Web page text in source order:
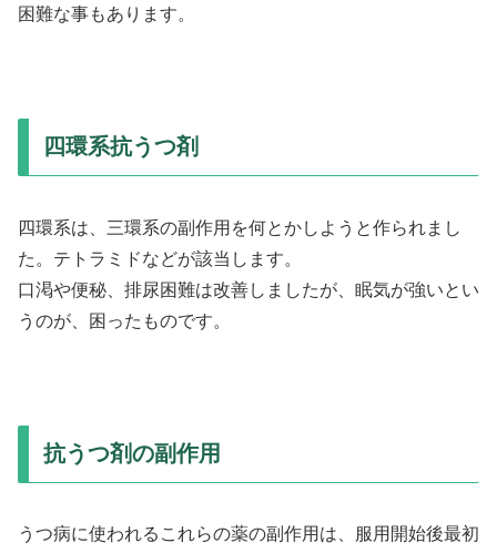
困難な事もあります。
四環系抗うつ剤
四環系は、三環系の副作用を何とかしようと作られまし
た。テトラミドなどが該当します。
口渇や便秘、排尿困難は改善しましたが、眠気が強いとい
うのが、困ったものです。
抗うつ剤の副作用
うつ病に使われるこれらの薬の副作用は、服用開始後最初